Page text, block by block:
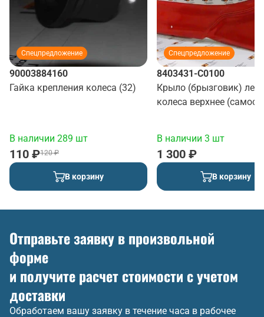
Спецпредложение
90003884160
Гайка крепления колеса (32)
В наличии 289 шт
120 ₽
110 ₽
В корзину
Спецпредложение
8403431-C0100
Крыло (брызговик)
колеса верхнее
В наличии 3 шт
1 300 ₽
В корзину
Отправьте заявку в произвольной
форме
и получите расчет стоимости с учетом
доставки
Обработаем вашу заявку в течение часа в рабочее